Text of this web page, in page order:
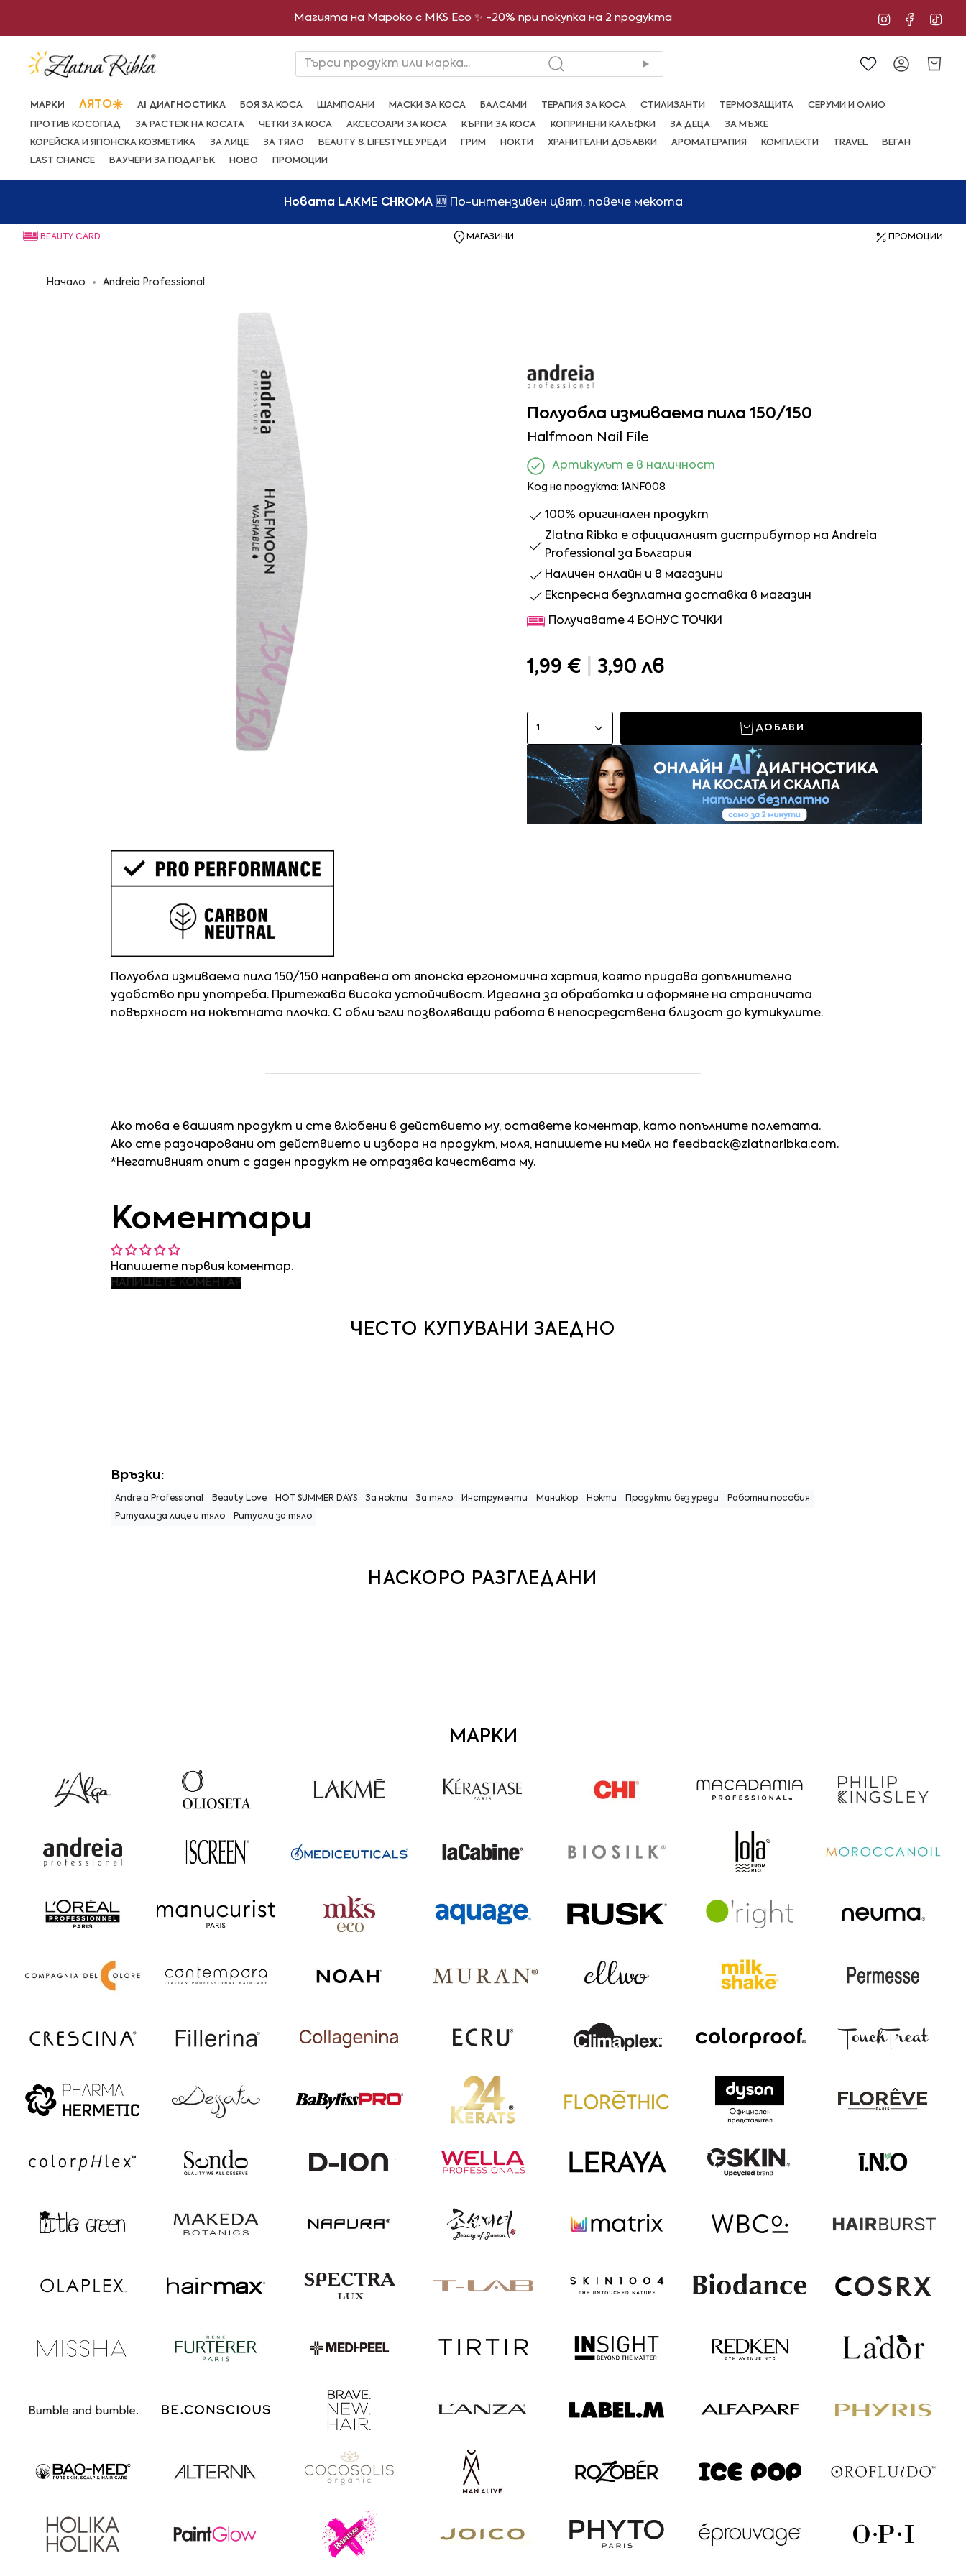
Новата LAKME CHROMA🆕 По-интензивен цвят, повече мекота
Магията на Мароко с MKS Eco ✨ -20% при покупка на 2 продукта Instagram
Търси продукт или марка... Сметка
МАРКИ ЛЯТО☀️ AI ДИАГНОСТИКА БОЯ ЗА КОСА ШАМПОАНИ МАСКИ ЗА КОСА БАЛСАМИ ТЕРАПИЯ ЗА КОСА СТИЛИЗАНТИ ТЕРМОЗАЩИТА СЕРУМИ И ОЛИО
ПРОТИВ КОСОПАД ЗА РАСТЕЖ НА КОСАТА ЧЕТКИ ЗА КОСА АКСЕСОАРИ ЗА КОСА КЪРПИ ЗА КОСА КОПРИНЕНИ КАЛЪФКИ ЗА ДЕЦА
ЗА МЪЖЕ
КОРЕЙСКА И ЯПОНСКА КОЗМЕТИКА
ЗА ЛИЦЕ ЗА ТЯЛО BEAUTY & LIFESTYLE УРЕДИ ГРИМ НОКТИ ХРАНИТЕЛНИ ДОБАВКИ АРОМАТЕРАПИЯ КОМПЛЕКТИ TRAVEL
ВЕГАН
LAST CHANCE
ВАУЧЕРИ ЗА ПОДАРЪК НОВО ПРОМОЦИИ
BEAUTY CARD МАГАЗИНИ ПРОМОЦИИ
Начало Andreia Professional
Полуобла измиваема пила 150/150
Halfmoon Nail File
Артикулът е в наличност
Код на продукта: 1ANF008
100% оригинален продукт
Zlatna Ribka е официалният дистрибутор на Andreia
Professional за България
Наличен онлайн и в магазини
Експресна безплатна доставка в магазин
Получавате 4 БОНУС ТОЧКИ
1,99 € 3,90 лв
1 ДОБАВИ
Полуобла измиваема пила 150/150 направена от японска ергономична хартия, която придава допълнително
удобство при употреба. Притежава висока устойчивост. Идеална за обработка и оформяне на страничата
повърхност на нокътната плочка. С обли ъгли позволяващи работа в непосредствена близост до кутикулите.
Ако това е вашият продукт и сте влюбени в действието му, оставете коментар, като попълните полетата.
Ако сте разочаровани от действието и избора на продукт, моля, напишете ни мейл на feedback@zlatnaribka.com.
*Негативният опит с даден продукт не отразява качествата му.
Коментари
Напишете първия коментар.
НАПИШЕТЕ КОМЕНТАР
ЧЕСТО КУПУВАНИ ЗАЕДНО
Връзки:
Andreia Professional Beauty Love HOT SUMMER DAYS За нокти За тяло Инструменти Маникюр Нокти Продукти без уреди Работни пособия
Ритуали за лице и тяло Ритуали за тяло
НАСКОРО РАЗГЛЕДАНИ
МАРКИ